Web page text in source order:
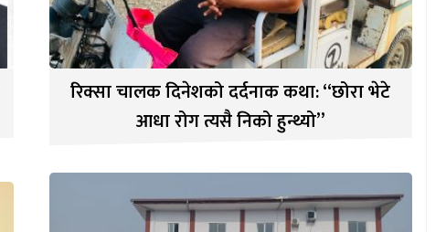
रिक्सा चालक दिनेशको दर्दनाक कथा: “छोरा भेटे
आधा रोग त्यसै निको हुन्थ्यो”